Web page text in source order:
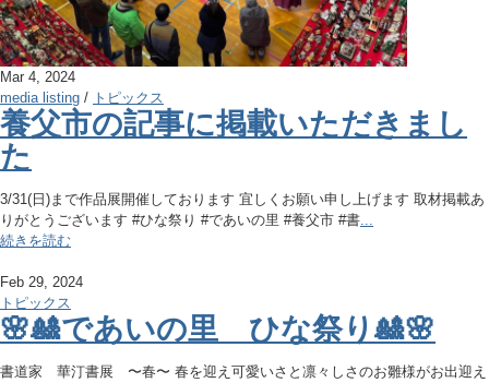
Mar 4, 2024
media listing / トピックス
養父市の記事に掲載いただきまし
た
3/31(日)まで作品展開催しております 宜しくお願い申し上げます 取材掲載あ
りがとうございます #ひな祭り #であいの里 #養父市 #書...
続きを読む
Feb 29, 2024
トピックス
🌸🎎であいの里 ひな祭り🎎🌸
書道家 華汀書展 〜春〜 春を迎え可愛いさと凛々しさのお雛様がお出迎え